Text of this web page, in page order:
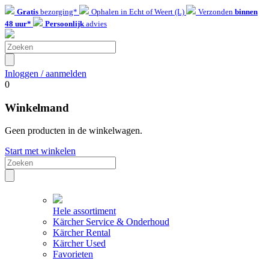
Gratis bezorging* Ophalen in Echt of Weert (L) Verzonden binnen
48 uur*
Persoonlijkadvies
Inloggen / aanmelden
0
Winkelmand
Geen producten in de winkelwagen.
Start met winkelen
Hele assortiment
Kärcher Service & Onderhoud
Kärcher Rental
Kärcher Used
Favorieten